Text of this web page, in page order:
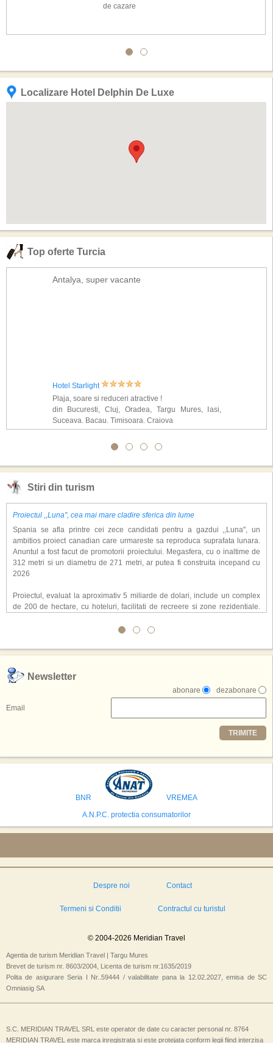
de cazare
Localizare Hotel Delphin De Luxe
Top oferte Turcia
Antalya, super vacante
Hotel Starlight
Plaja, soare si reduceri atractive !
din Bucuresti, Cluj, Oradea, Targu Mures, Iasi,
Suceava, Bacau, Timisoara, Craiova
Stiri din turism
Proiectul ,,Luna'', cea mai mare cladire sferica din lume
Spania se afla printre cei zece candidati pentru a gazdui ,,Luna'', un
ambitios proiect canadian care urmareste sa reproduca suprafata lunara.
Anuntul a fost facut de promotorii proiectului. Megasfera, cu o inaltime de
312 metri si un diametru de 271 metri, ar putea fi construita incepand cu
2026
Proiectul, evaluat la aproximativ 5 miliarde de dolari, include un complex
de 200 de hectare, cu hoteluri, facilitati de recreere si zone rezidentiale.
atragerea a pana la 10 milioane de turisti anual. �Luna� ar putea deveni
exclusiv simularea suprafetei lunare.
,,Credem ca exista sanse mari sa anuntam nu doar o locatie, ci poate mai
multe'', a declarat Michael R. Henderson, cofondator al Moon World
Resorts, citat de Gulf News. Potrivit acestuia, 2026 ar putea deveni un an
decisiv pentru reali zarea proiectului.
Printre celelalte tari care concureaza pentru a gazdui aceasta constructie
se numara Australia, Brazilia, China, Egipt, India, Polonia, Thailanda,
avea cele mai mari sanse de a castiga licitatia. Totusi, Spania, care se
preconizeaza ca va deveni a doua cea mai vizitata tara din lume in 2025,
isi bazeaza oferta pe infrastructura turistica solida si capacitatea hoteliera."
Newsletter
dezabonare
abonare
Email
TRIMITE
BNR
VREMEA
A.N.P.C. protectia consumatorilor
Despre noi Contact
Termeni si Conditii Contractul cu turistul
© 2004-2026 Meridian Travel
Agentia de turism Meridian Travel | Targu Mures
Brevet de turism nr. 8603/2004, Licenta de turism nr.1635/2019
Polita de asigurare Seria I Nr..59444 / valabilitate pana la 12.02.2027, emisa de SC
Omniasig SA
S.C. MERIDIAN TRAVEL SRL este operator de date cu caracter personal nr. 8764
MERIDIAN TRAVEL este marca inregistrata si este protejata conform legii fiind interzisa